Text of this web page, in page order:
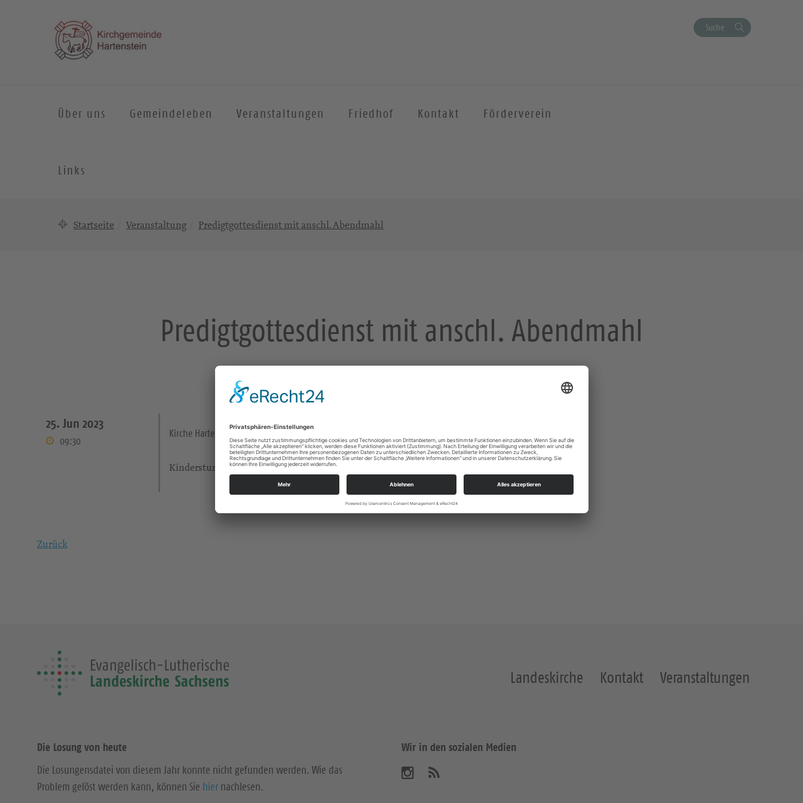
Suche
Über uns Gemeindeleben Veranstaltungen Friedhof Kontakt Förderverein
Links
Startseite Veranstaltung Predigtgottesdienst mit anschl. Abendmahl
Predigtgottesdienst mit anschl. Abendmahl
25. Jun 2023
09:30
Kirche Hartenstein
Kinderstunde
Zurück
Landeskirche Kontakt Veranstaltungen
Die Losung von heute
Die Losungensdatei von diesem Jahr konnte nicht gefunden werden. Wie das
Problem gelöst werden kann, können Sie hier nachlesen.
Wir in den sozialen Medien
B
A